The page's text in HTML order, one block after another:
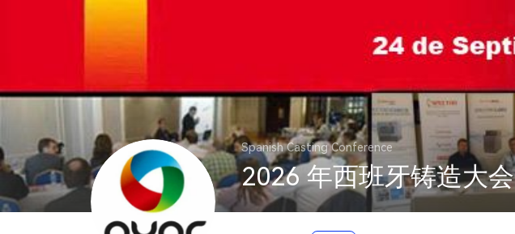
Spanish Casting Conference
2026 年西班牙铸造大会